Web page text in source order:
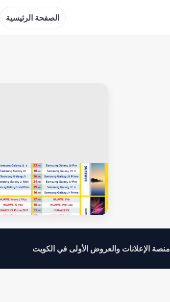
الصفحة الرئيسية
اكسسوارات موبايل
صيانة جميع انواع الشاشات
منصة الإعلانات والعروض الأولى في الكويت